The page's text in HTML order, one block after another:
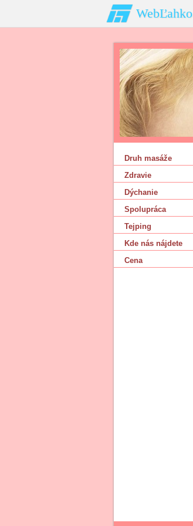
WebĽahko
Druh masáže
Zdravie
Dýchanie
Spolupráca
Tejping
Kde nás nájdete
Cena